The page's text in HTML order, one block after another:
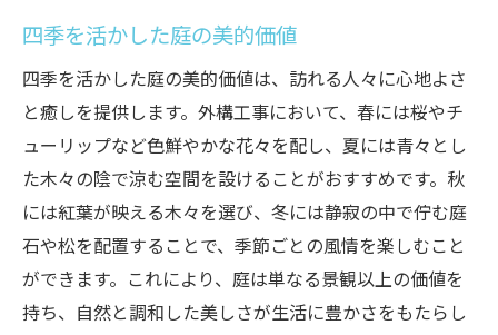
四季を活かした庭の美的価値
四季を活かした庭の美的価値は、訪れる人々に心地よさ
と癒しを提供します。外構工事において、春には桜やチ
ューリップなど色鮮やかな花々を配し、夏には青々とし
た木々の陰で涼む空間を設けることがおすすめです。秋
には紅葉が映える木々を選び、冬には静寂の中で佇む庭
石や松を配置することで、季節ごとの風情を楽しむこと
ができます。これにより、庭は単なる景観以上の価値を
持ち、自然と調和した美しさが生活に豊かさをもたらし